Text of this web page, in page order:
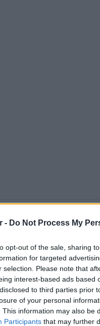
- Do Not Process My
opt-out of the sale, sharing
for targeted
selection. Please note that
interest-based ads based
to third parties prior
of your personal
This information may also be
Participants that may further
μετεωρολόγο του Open
στα νησιά του
προχωράει η μέρα,
σημειωθούν μπόρες
ο Κλέαρχος
όγκο νερού,
προσοχή.